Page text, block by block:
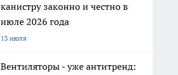
канистру законно и честно в
июле 2026 года
13 июля
Вентиляторы - уже антитренд: